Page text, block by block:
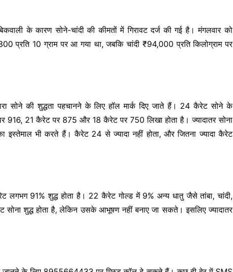
के कारण सोने-चांदी की कीमतों में गिरावट दर्ज की गई है। मंगलवार को
प्रति 10 ग्राम पर आ गया था, जबकि चांदी ₹94,000 प्रति किलोग्राम पर
सोने की शुद्धता पहचानने के लिए हॉल मार्क दिए जाते हैं। 24 कैरेट सोने के
21 कैरेट पर 875 और 18 कैरेट पर 750 लिखा होता है। ज्यादातर सोना
भी करते हैं। कैरेट 24 से ज्यादा नहीं होता, और जितना ज्यादा कैरेट
91% शुद्ध होता है। 22 कैरेट गोल्ड में 9% अन्य धातु जैसे तांबा, चांदी,
सोना शुद्ध होता है, लेकिन उसके आभूषण नहीं बनाए जा सकते। इसलिए ज्यादातर